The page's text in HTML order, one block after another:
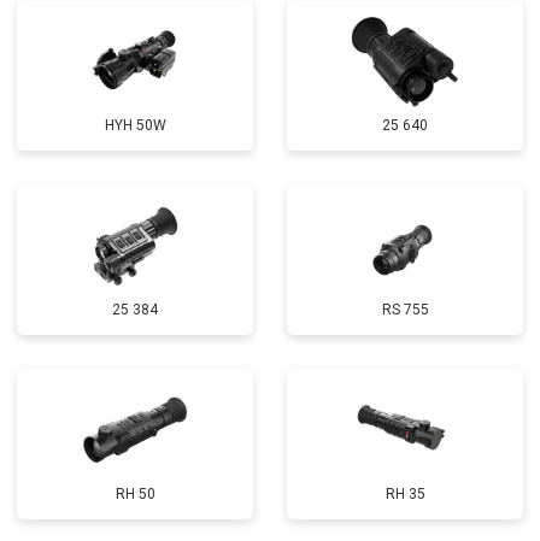
HYH 50W 25 640
25 384 RS 755
RH 50 RH 35